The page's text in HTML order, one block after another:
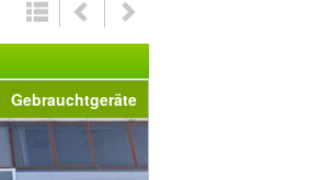
Gebrauchtgeräte